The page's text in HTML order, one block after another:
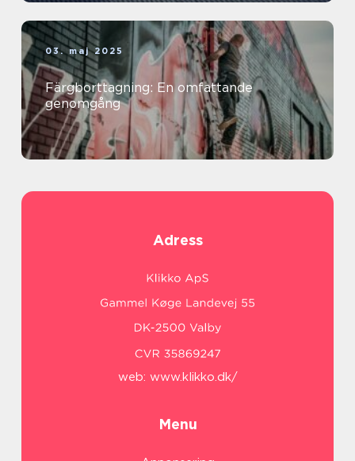
03. maj 2025
Färgborttagning: En omfattande
genomgång
Adress
web: www.klikko.dk/
Menu